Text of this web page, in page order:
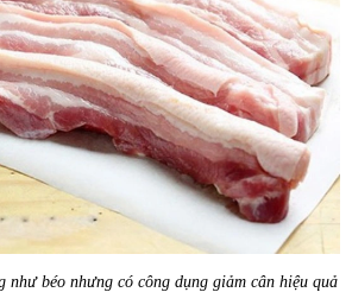
như béo nhưng có công dụng giảm cân hiệu quả